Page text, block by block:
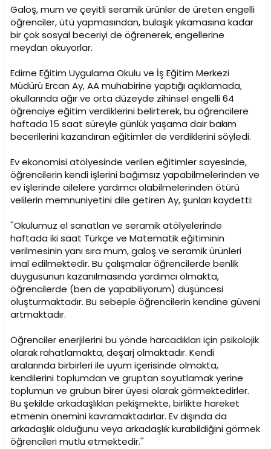
Galoş, mum ve çeyitli seramik ürünler de üreten engelli
öğrenciler, ütü yapmasından, bulaşık yıkamasına kadar
bir çok sosyal beceriyi de öğrenerek, engellerine
meydan okuyorlar.
Edirne Eğitim Uygulama Okulu ve İş Eğitim Merkezi
Müdürü Ercan Ay, AA muhabirine yaptığı açıklamada,
okullarında ağır ve orta düzeyde zihinsel engelli 64
öğrenciye eğitim verdiklerini belirterek, bu öğrencilere
haftada 15 saat süreyle günlük yaşama dair bakım
becerilerini kazandıran eğitimler de verdiklerini söyledi.
Ev ekonomisi atölyesinde verilen eğitimler sayesinde,
öğrencilerin kendi işlerini bağımsız yapabilmelerinden ve
ev işlerinde ailelere yardımcı olabilmelerinden ötürü
velilerin memnuniyetini dile getiren Ay, şunları kaydetti:
''Okulumuz el sanatları ve seramik atölyelerinde
haftada iki saat Türkçe ve Matematik eğitiminin
verilmesinin yanı sıra mum, galoş ve seramik ürünleri
imal edilmektedir. Bu çalışmalar öğrencilerde benlik
duygusunun kazanılmasında yardımcı olmakta,
öğrencilerde (ben de yapabiliyorum) düşüncesi
oluşturmaktadır. Bu sebeple öğrencilerin kendine güveni
artmaktadır.
Öğrenciler enerjilerini bu yönde harcadıkları için psikolojik
olarak rahatlamakta, deşarj olmaktadır. Kendi
aralarında birbirleri ile uyum içerisinde olmakta,
kendilerini toplumdan ve gruptan soyutlamak yerine
toplumun ve grubun birer üyesi olarak görmektedirler.
Bu şekilde arkadaşlıkları pekişmekte, birlikte hareket
etmenin önemini kavramaktadırlar. Ev dışında da
arkadaşlık olduğunu veya arkadaşlık kurabildiğini görmek
öğrencileri mutlu etmektedir.''